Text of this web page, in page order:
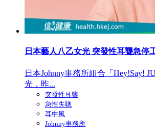
日本藝人八乙女光 突發性耳聾急停
日本Johnny事務所組合「Hey!Say!
光，昨...
突發性耳聾
急性失聰
耳中風
Johnny事務所